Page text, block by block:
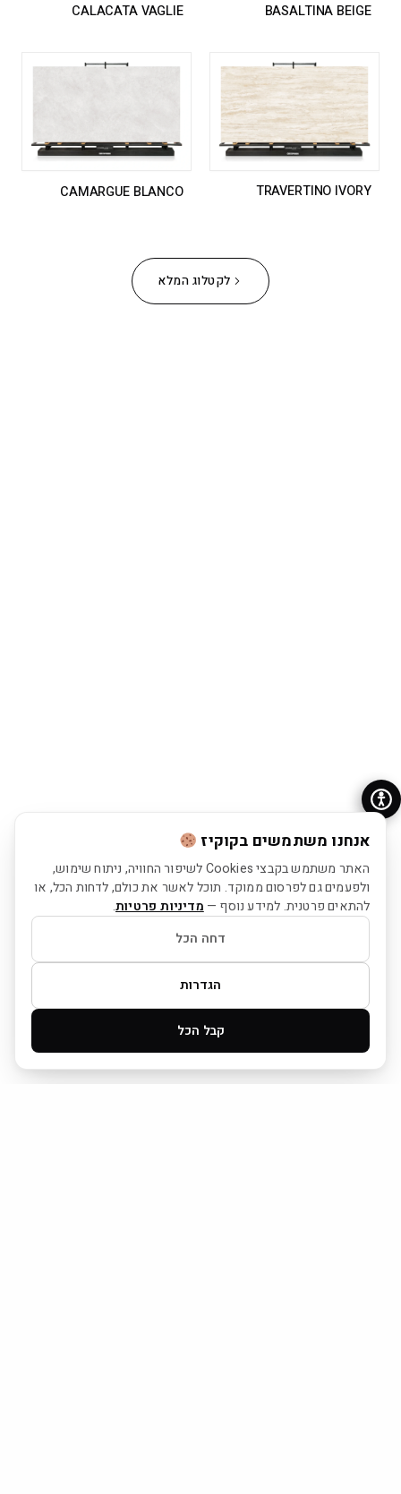
אנחנו משתמשים בקוקיז
האתר משתמש בקבצי Cookies לשיפור החוויה, ניתוח שימוש,
ולפעמים גם לפרסום ממוקד. תוכל לאשר את כולם, לדחות הכל, או
להתאים פרטנית. למידע נוסף — מדיניות פרטיות.
דחה הכל
הגדרות
קבל הכל
BASALTINA BEIGE
CALACATA VAGLIE
TRAVERTINO IVORY
CAMARGUE BLANCO
לקטלוג המלא